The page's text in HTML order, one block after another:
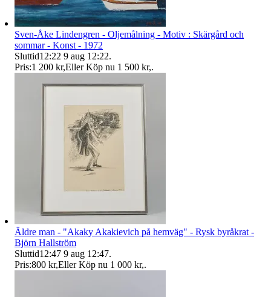
Sven-Åke Lindengren - Oljemålning - Motiv : Skärgård och
sommar - Konst - 1972
Sluttid12:22 9 aug 12:22.
Pris:1 200 kr,Eller Köp nu 1 500 kr,.
Äldre man - "Akaky Akakievich på hemväg" - Rysk byråkrat -
Björn Hallström
Sluttid12:47 9 aug 12:47.
Pris:800 kr,Eller Köp nu 1 000 kr,.